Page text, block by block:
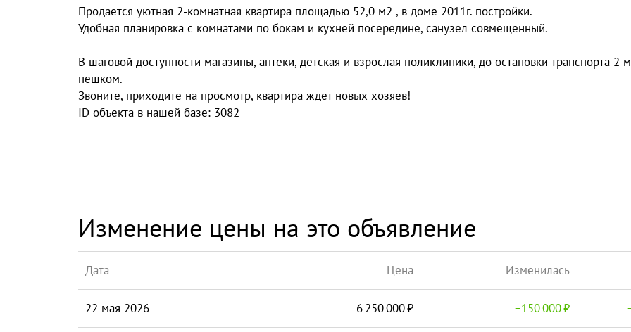
Продается уютная 2-комнатная квартира площадью 52,0 м2 , в доме 2011г. постройки.
Удобная планировка с комнатами по бокам и кухней посередине, санузел совмещенный.
В шаговой доступности магазины, аптеки, детская и взрослая поликлиники, до остановки транспорта 2
пешком.
Звоните, приходите на просмотр, квартира ждет новых хозяев!
ID объекта в нашей базе: 3082
Изменение цены на это объявление
Дата Цена Изменилась
22 мая 2026 6 250 000 −150 000